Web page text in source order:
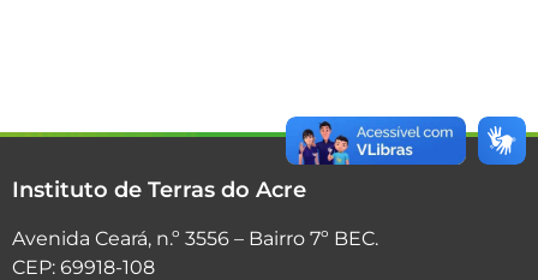
Instituto de Terras do Acre
Avenida Ceará, n.º 3556 – Bairro 7º BEC.
CEP: 69918-108